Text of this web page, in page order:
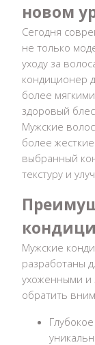
новом
Сегодня
не только
уходу за
кондиционер
более
здоровый
Мужские
более
выбранный
текстуру и
Мужские
разработаны
ухоженными и
обратить